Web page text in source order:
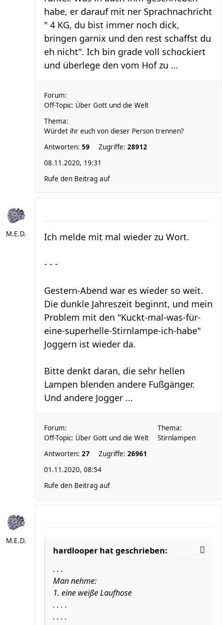
habe, er darauf mit ner Sprachnachricht
" 4 KG, du bist immer noch dick,
bringen garnix und den rest schaffst du
eh nicht". Ich bin grade voll schockiert
und überlege den vom Hof zu ...
Forum:
Off-Topic: Über Gott und die Welt
Thema:
Würdet ihr euch von dieser Person trennen?
Antworten: 59 Zugriffe: 28912
08.11.2020, 19:31
Rufe den Beitrag auf
M.E.D. Ich melde mit mal wieder zu Wort.
- - -
Gestern-Abend war es wieder so weit.
Die dunkle Jahreszeit beginnt, und mein
Problem mit den "Kuckt-mal-was-für-
eine-superhelle-Stirnlampe-ich-habe"
Joggern ist wieder da.
Bitte denkt daran, die sehr hellen
Lampen blenden andere Fußgänger.
Und andere Jogger ...
Forum:
Off-Topic: Über Gott und die Welt
Thema:
Stirnlampen
Antworten: 27 Zugriffe: 26961
01.11.2020, 08:54
Rufe den Beitrag auf
M.E.D.
hardlooper hat geschrieben:
. . .
Man nehme:
1. eine weiße Laufhose
. . . .
. . . .